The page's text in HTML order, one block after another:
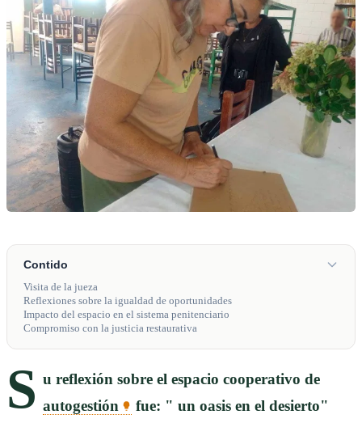
Contido
Visita de la jueza
Reflexiones sobre la igualdad de oportunidades
Impacto del espacio en el sistema penitenciario
Compromiso con la justicia restaurativa
S u reflexión sobre el espacio cooperativo de
autogestión
fue: " un oasis en el desierto"